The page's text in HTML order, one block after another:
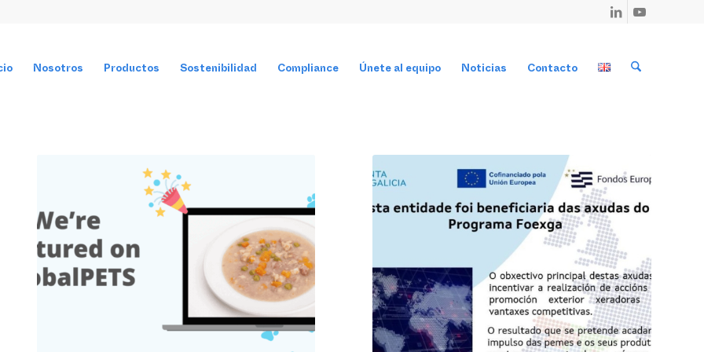
Nosotros Productos Sostenibilidad Compliance Únete al equipo Noticias Contacto